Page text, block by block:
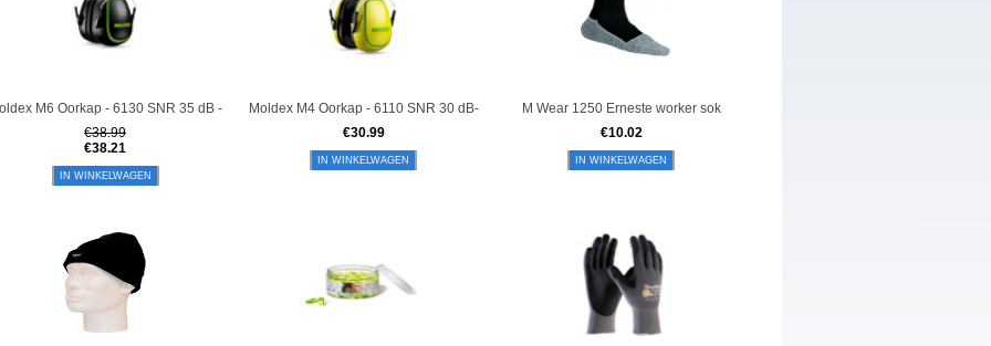
M6 Oorkap - 6130 SNR 35 dB -
€38.99
€38.21
IN WINKELWAGEN
Moldex M4 Oorkap - 6110 SNR 30 dB-
€30.99
IN WINKELWAGEN
M Wear 1250 Erneste worker sok
€10.02
IN WINKELWAGEN